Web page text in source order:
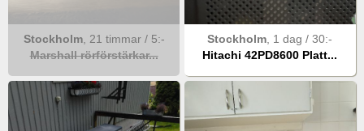
Stockholm, 21 timmar / 5:-
Marshall rörförstärkar...
Stockholm 1 dag/30:-
Hitachi 42PD8600 Platt...